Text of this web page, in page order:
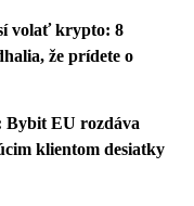
volať krypto: 8
že prídete o
Bybit EU rozdáva
klientom desiatky